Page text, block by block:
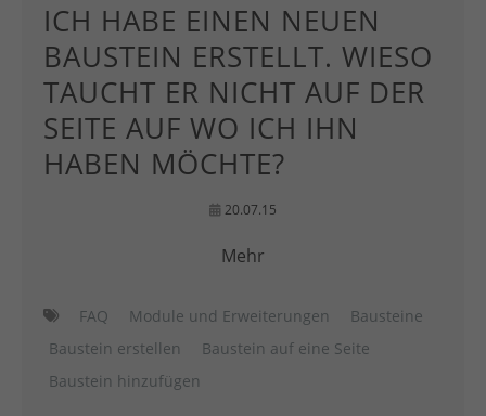
ICH HABE EINEN NEUEN
BAUSTEIN ERSTELLT. WIESO
TAUCHT ER NICHT AUF DER
SEITE AUF WO ICH IHN
HABEN MÖCHTE?
20.07.15
Mehr
FAQ Module und Erweiterungen
Bausteine
Baustein erstellen
Baustein auf eine Seite
Baustein hinzufügen